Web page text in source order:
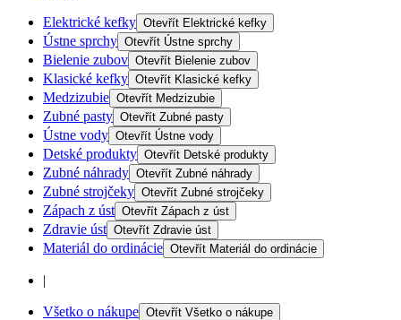
Elektrické kefky Otevřít Elektrické kefky
Ústne sprchy Otevřít Ústne sprchy
Bielenie zubov Otevřít Bielenie zubov
Klasické kefky Otevřít Klasické kefky
Medzizubie Otevřít Medzizubie
Zubné pasty Otevřít Zubné pasty
Ústne vody Otevřít Ústne vody
Detské produkty Otevřít Detské produkty
Zubné náhrady Otevřít Zubné náhrady
Zubné strojčeky Otevřít Zubné strojčeky
Zápach z úst Otevřít Zápach z úst
Zdravie úst Otevřít Zdravie úst
Materiál do ordinácie Otevřít Materiál do ordinácie
|
Všetko o nákupe Otevřít Všetko o nákupe